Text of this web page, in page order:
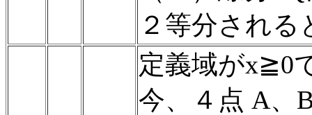
２等分される
定義域がx≧0
今、４点 A、